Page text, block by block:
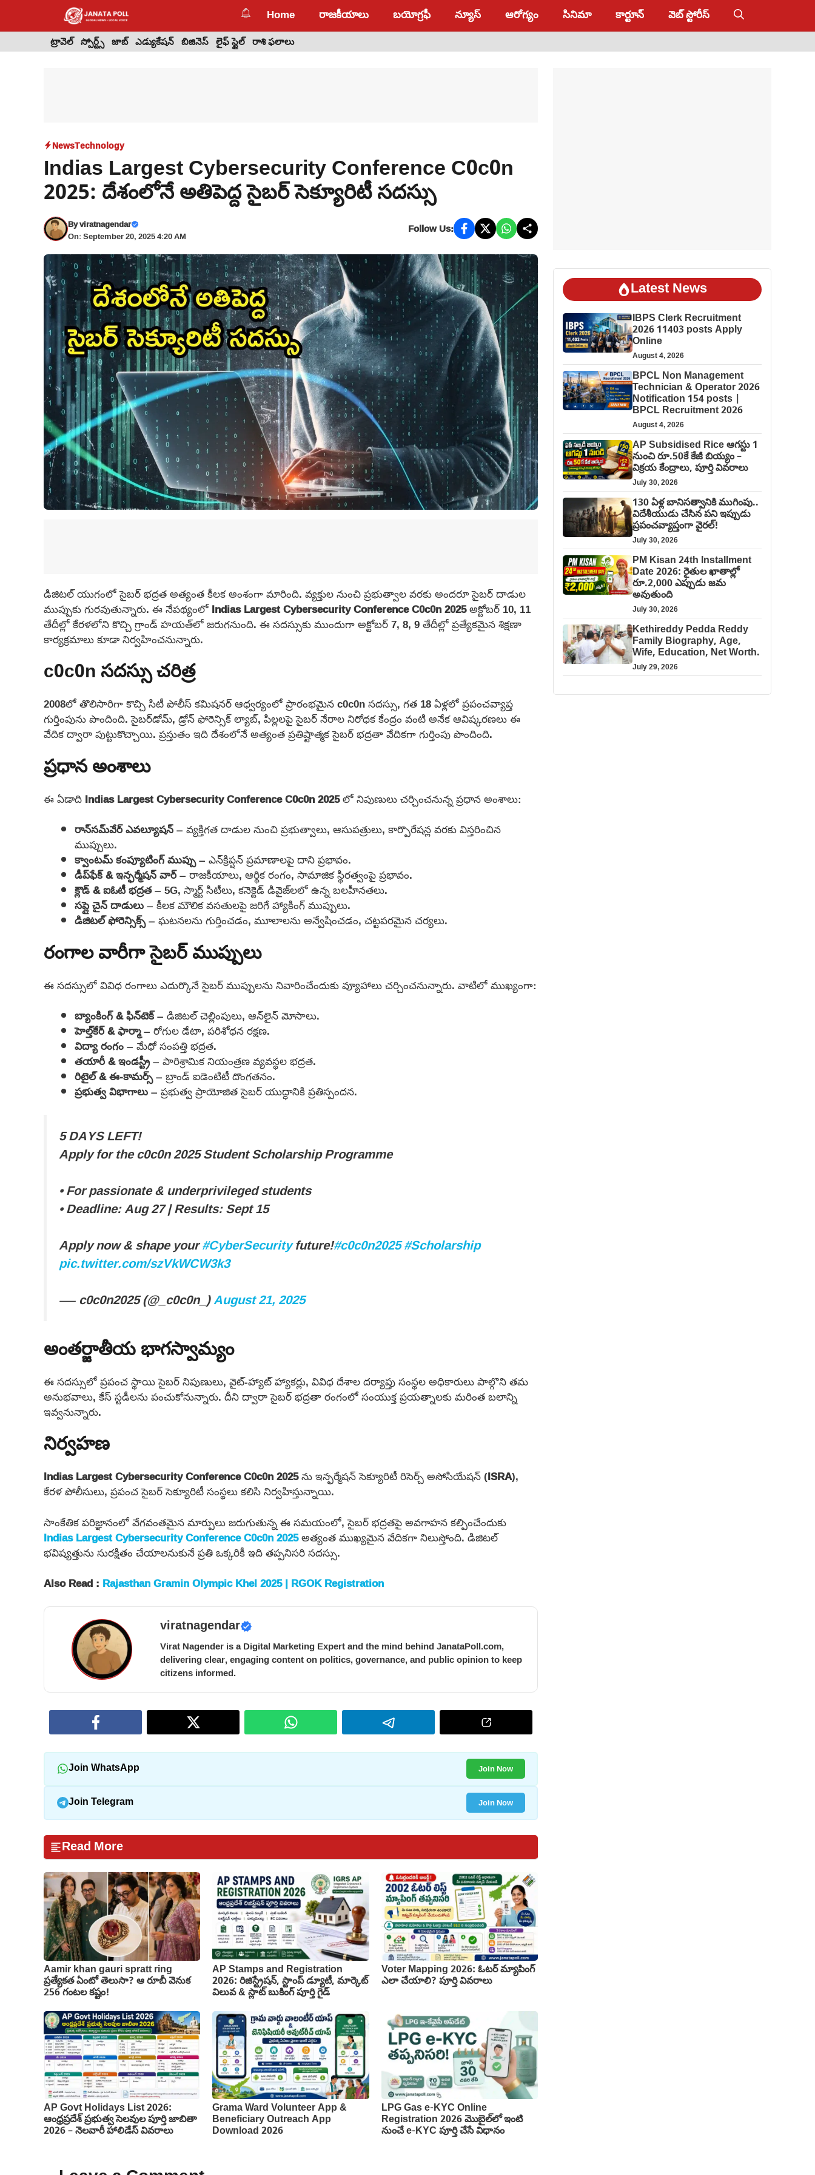
content
Home రాజకీయాలు బయోగ్రఫీ న్యూస్ ఆరోగ్యం సినిమా కార్టూన్ వెబ్ స్టోరీస్
ట్రావెల్ స్పోర్ట్స్ జాబ్ ఎడ్యుకేషన్ బిజినెస్ లైఫ్ స్టైల్ రాశి ఫలాలు
NewsTechnology
Indias Largest Cybersecurity Conference C0c0n
2025: దేశంలోనే అతిపెద్ద సైబర్ సెక్యూరిటీ సదస్సు
Byviratnagendar
On: September 20, 2025 4:20 AM
Follow Us:
డిజిటల్ యుగంలో సైబర్ భద్రత అత్యంత కీలక అంశంగా మారింది. వ్యక్తుల నుంచి ప్రభుత్వాల వరకు అందరూ సైబర్ దాడుల
ముప్పుకు గురవుతున్నారు. ఈ నేపథ్యంలోIndias Largest Cybersecurity Conference C0c0n 2025అక్టోబర్ 10, 11
తేదీల్లో కేరళలోని కొచ్చి గ్రాండ్ హయత్‌లో జరుగనుంది. ఈ సదస్సుకు ముందుగా అక్టోబర్ 7, 8, 9 తేదీల్లో ప్రత్యేకమైన శిక్షణా
కార్యక్రమాలు కూడా నిర్వహించనున్నారు.
c0c0n సదస్సు చరిత్ర
2008లో తొలిసారిగా కొచ్చి సిటీ పోలీస్ కమిషనర్ ఆధ్వర్యంలో ప్రారంభమైన c0c0n సదస్సు, గత 18 ఏళ్లలో ప్రపంచవ్యాప్త
గుర్తింపును పొందింది. సైబర్‌డోమ్, డ్రోన్ ఫోరెన్సిక్ ల్యాబ్, పిల్లలపై సైబర్ నేరాల నిరోధక కేంద్రం వంటి అనేక ఆవిష్కరణలు ఈ
వేదిక ద్వారా పుట్టుకొచ్చాయి. ప్రస్తుతం ఇది దేశంలోనే అత్యంత ప్రతిష్టాత్మక సైబర్ భద్రతా వేదికగా గుర్తింపు పొందింది.
ప్రధాన అంశాలు
ఈ ఏడాదిIndias Largest Cybersecurity Conference C0c0n 2025లో నిపుణులు చర్చించనున్న ప్రధాన అంశాలు:
రాన్‌సమ్‌వేర్ ఎవల్యూషన్– వ్యక్తిగత దాడుల నుంచి ప్రభుత్వాలు, ఆసుపత్రులు, కార్పొరేషన్ల వరకు విస్తరించిన
ముప్పులు.
క్వాంటమ్ కంప్యూటింగ్ ముప్పు– ఎన్‌క్రిప్షన్ ప్రమాణాలపై దాని ప్రభావం.
డీప్‌ఫేక్ & ఇన్ఫర్మేషన్ వార్– రాజకీయాలు, ఆర్థిక రంగం, సామాజిక స్థిరత్వంపై ప్రభావం.
క్లౌడ్ & ఐఓటీ భద్రత– 5G, స్మార్ట్ సిటీలు, కనెక్టెడ్ డివైజ్‌లలో ఉన్న బలహీనతలు.
సప్లై చైన్ దాడులు– కీలక మౌలిక వసతులపై జరిగే హ్యాకింగ్ ముప్పులు.
డిజిటల్ ఫోరెన్సిక్స్– ఘటనలను గుర్తించడం, మూలాలను అన్వేషించడం, చట్టపరమైన చర్యలు.
రంగాల వారీగా సైబర్ ముప్పులు
ఈ సదస్సులో వివిధ రంగాలు ఎదుర్కొనే సైబర్ ముప్పులను నివారించేందుకు వ్యూహాలు చర్చించనున్నారు. వాటిలో ముఖ్యంగా:
బ్యాంకింగ్ & ఫిన్‌టెక్– డిజిటల్ చెల్లింపులు, ఆన్‌లైన్ మోసాలు.
హెల్త్‌కేర్ & ఫార్మా– రోగుల డేటా, పరిశోధన రక్షణ.
విద్యా రంగం– మేధో సంపత్తి భద్రత.
తయారీ & ఇండస్ట్రీ– పారిశ్రామిక నియంత్రణ వ్యవస్థల భద్రత.
రిటైల్ & ఈ-కామర్స్– బ్రాండ్ ఐడెంటిటీ దొంగతనం.
ప్రభుత్వ విభాగాలు– ప్రభుత్వ ప్రాయోజిత సైబర్ యుద్ధానికి ప్రతిస్పందన.
5 DAYS LEFT!
Apply for the c0c0n 2025 Student Scholarship Programme
• For passionate & underprivileged students
• Deadline: Aug 27 | Results: Sept 15
Apply now & shape your#CyberSecurityfuture!#c0c0n2025#Scholarship
pic.twitter.com/szVkWCW3k3
— c0c0n2025 (@_c0c0n_)August 21, 2025
అంతర్జాతీయ భాగస్వామ్యం
ఈ సదస్సులో ప్రపంచ స్థాయి సైబర్ నిపుణులు, వైట్-హ్యాట్ హ్యాకర్లు, వివిధ దేశాల దర్యాప్తు సంస్థల అధికారులు పాల్గొని తమ
అనుభవాలు, కేస్ స్టడీలను పంచుకోనున్నారు. దీని ద్వారా సైబర్ భద్రతా రంగంలో సంయుక్త ప్రయత్నాలకు మరింత బలాన్ని
ఇవ్వనున్నారు.
నిర్వహణ
Indias Largest Cybersecurity Conference C0c0n 2025ను ఇన్ఫర్మేషన్ సెక్యూరిటీ రిసెర్చ్ అసోసియేషన్ (ISRA),
కేరళ పోలీసులు, ప్రపంచ సైబర్ సెక్యూరిటీ సంస్థలు కలిసి నిర్వహిస్తున్నాయి.
సాంకేతిక పరిజ్ఞానంలో వేగవంతమైన మార్పులు జరుగుతున్న ఈ సమయంలో, సైబర్ భద్రతపై అవగాహన కల్పించేందుకు
Indias Largest Cybersecurity Conference C0c0n 2025అత్యంత ముఖ్యమైన వేదికగా నిలుస్తోంది. డిజిటల్
భవిష్యత్తును సురక్షితం చేయాలనుకునే ప్రతి ఒక్కరికీ ఇది తప్పనిసరి సదస్సు.
Also Read : Rajasthan Gramin Olympic Khel 2025 | RGOK Registration
viratnagendar
Virat Nagender is a Digital Marketing Expert and the mind behind JanataPoll.com,
delivering clear, engaging content on politics, governance, and public opinion to keep
citizens informed.
Join WhatsApp Join Now
Join Telegram Join Now
Read More
Aamir khan gauri spratt ring
ప్రత్యేకత ఏంటో తెలుసా? ఆ రూబీ వెనుక
256 గంటల కష్టం!
AP Stamps and Registration
2026: రిజిస్ట్రేషన్, స్టాంప్ డ్యూటీ, మార్కెట్
విలువ & స్లాట్ బుకింగ్ పూర్తి గైడ్
Voter Mapping 2026: ఓటర్ మ్యాపింగ్
ఎలా చేయాలి? పూర్తి వివరాలు
AP Govt Holidays List 2026:
ఆంధ్రప్రదేశ్ ప్రభుత్వ సెలవుల పూర్తి జాబితా
2026 – నెలవారీ హాలిడేస్ వివరాలు
Grama Ward Volunteer App &
Beneficiary Outreach App
Download 2026
LPG Gas e-KYC Online
Registration 2026 మొబైల్‌లో ఇంటి
నుంచే e-KYC పూర్తి చేసే విధానం
Latest News
IBPS Clerk Recruitment
2026 11403 posts Apply
Online
August 4, 2026
BPCL Non Management
Technician & Operator 2026
Notification 154 posts |
BPCL Recruitment 2026
August 4, 2026
AP Subsidised Rice ఆగస్టు 1
నుంచి రూ.50కే కేజీ బియ్యం –
విక్రయ కేంద్రాలు, పూర్తి వివరాలు
July 30, 2026
130 ఏళ్ల బానిసత్వానికి ముగింపు..
విదేశీయుడు చేసిన పని ఇప్పుడు
ప్రపంచవ్యాప్తంగా వైరల్!
July 30, 2026
PM Kisan 24th Installment
Date 2026: రైతుల ఖాతాల్లో
రూ.2,000 ఎప్పుడు జమ
అవుతుంది
July 30, 2026
Kethireddy Pedda Reddy
Family Biography, Age,
Wife, Education, Net Worth.
July 29, 2026